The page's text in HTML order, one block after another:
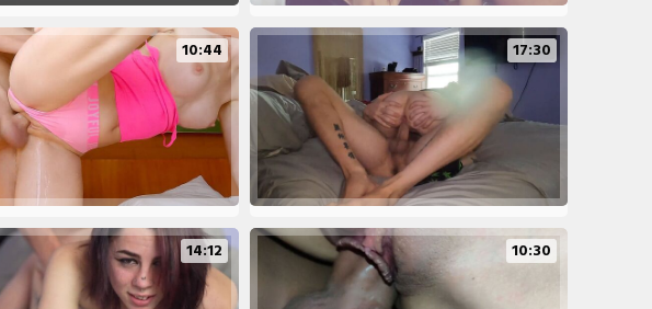
10:44 17:30
14:12 10:30